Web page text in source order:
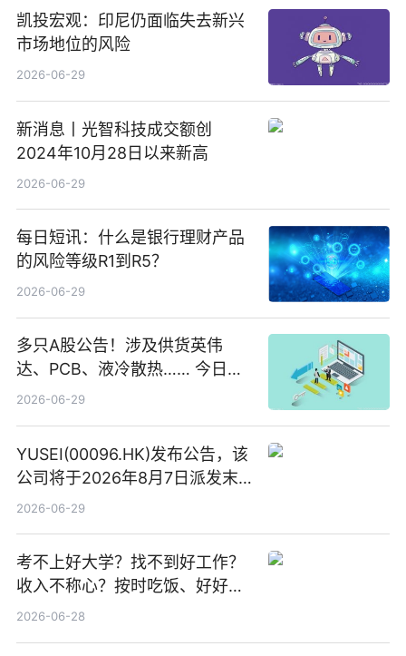
凯投宏观：印尼仍面临失去新兴
市场地位的风险
2026-06-29
新消息丨光智科技成交额创
2024年10月28日以来新高
2026-06-29
每日短讯：什么是银行理财产品
的风险等级R1到R5？
2026-06-29
多只A股公告！涉及供货英伟
达、PCB、液冷散热…… 今日快
讯
2026-06-29
YUSEI(00096.HK)发布公告，该
公司将于2026年8月7日派发末
期股息每股人民币0.013元 每日
2026-06-29
考不上好大学？找不到好工作？
收入不称心？按时吃饭、好好睡
觉
2026-06-28